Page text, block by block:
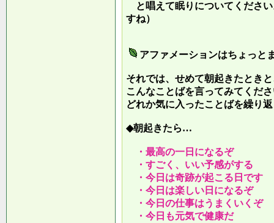
と唱えて眠りについてくださ
すね）
アファメーションはちょっと
それでは、せめて朝起きたとき
こんなことばを言ってみてくだ
どれか気に入ったことばを繰り
◆朝起きたら…
・最高の一日になるぞ
・すごく、いい予感がする
・今日は奇跡が起こる日です
・今日は楽しい日になるぞ
・今日の仕事はうまくいくぞ
・今日も元気で健康だ